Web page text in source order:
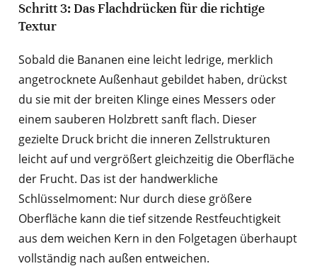
Schritt 3: Das Flachdrücken für die richtige
Textur
Sobald die Bananen eine leicht ledrige, merklich
angetrocknete Außenhaut gebildet haben, drückst
du sie mit der breiten Klinge eines Messers oder
einem sauberen Holzbrett sanft flach. Dieser
gezielte Druck bricht die inneren Zellstrukturen
leicht auf und vergrößert gleichzeitig die Oberfläche
der Frucht. Das ist der handwerkliche
Schlüsselmoment: Nur durch diese größere
Oberfläche kann die tief sitzende Restfeuchtigkeit
aus dem weichen Kern in den Folgetagen überhaupt
vollständig nach außen entweichen.